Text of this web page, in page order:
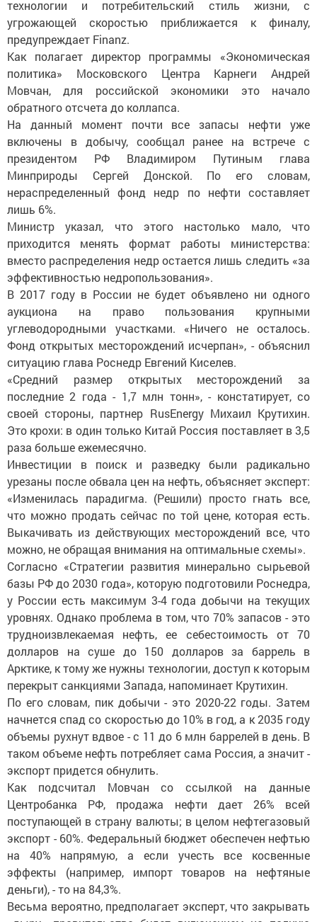
технологии и потребительский стиль жизни, с
угрожающей скоростью приближается к финалу,
предупреждает Finanz.
Как полагает директор программы «Экономическая
политика» Московского Центра Карнеги Андрей
Мовчан, для российской экономики это начало
обратного отсчета до коллапса.
На данный момент почти все запасы нефти уже
включены в добычу, сообщал ранее на встрече с
президентом РФ Владимиром Путиным глава
Минприроды Сергей Донской. По его словам,
нераспределенный фонд недр по нефти составляет
лишь 6%.
Министр указал, что этого настолько мало, что
приходится менять формат работы министерства:
вместо распределения недр остается лишь следить «за
эффективностью недропользования».
В 2017 году в России не будет объявлено ни одного
аукциона на право пользования крупными
углеводородными участками. «Ничего не осталось.
Фонд открытых месторождений исчерпан», - объяснил
ситуацию глава Роснедр Евгений Киселев.
«Средний размер открытых месторождений за
последние 2 года - 1,7 млн тонн», - констатирует, со
своей стороны, партнер RusEnergy Михаил Крутихин.
Это крохи: в один только Китай Россия поставляет в 3,5
раза больше ежемесячно.
Инвестиции в поиск и разведку были радикально
урезаны после обвала цен на нефть, объясняет эксперт:
«Изменилась парадигма. (Решили) просто гнать все,
что можно продать сейчас по той цене, которая есть.
Выкачивать из действующих месторождений все, что
можно, не обращая внимания на оптимальные схемы».
Согласно «Стратегии развития минерально сырьевой
базы РФ до 2030 года», которую подготовили Роснедра,
у России есть максимум 3-4 года добычи на текущих
уровнях. Однако проблема в том, что 70% запасов - это
трудноизвлекаемая нефть, ее себестоимость от 70
долларов на суше до 150 долларов за баррель в
Арктике, к тому же нужны технологии, доступ к которым
перекрыт санкциями Запада, напоминает Крутихин.
По его словам, пик добычи - это 2020-22 годы. Затем
начнется спад со скоростью до 10% в год, а к 2035 году
объемы рухнут вдвое - с 11 до 6 млн баррелей в день. В
таком объеме нефть потребляет сама Россия, а значит -
экспорт придется обнулить.
Как подсчитал Мовчан со ссылкой на данные
Центробанка РФ, продажа нефти дает 26% всей
поступающей в страну валюты; в целом нефтегазовый
экспорт - 60%. Федеральный бюджет обеспечен нефтью
на 40% напрямую, а если учесть все косвенные
эффекты (например, импорт товаров на нефтяные
деньги), - то на 84,3%.
Весьма вероятно, предполагает эксперт, что закрывать